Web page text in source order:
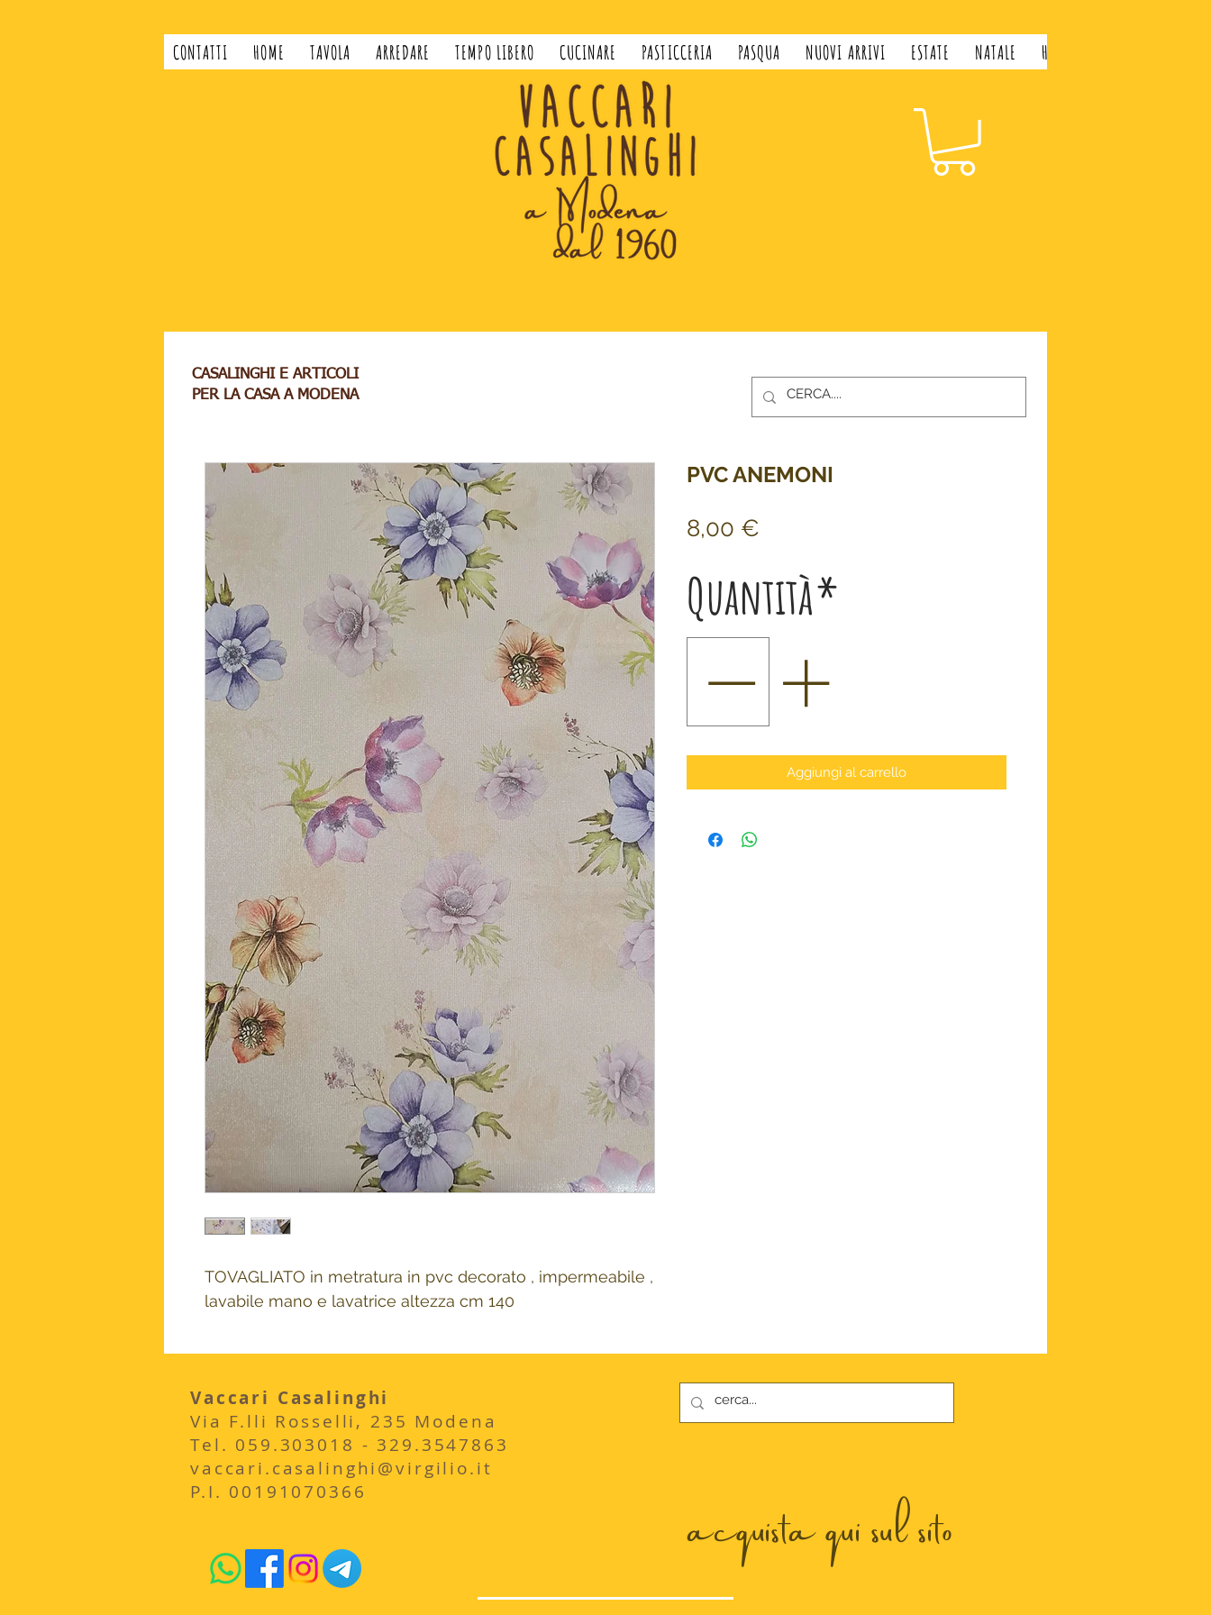
CONTATTI HOME TAVOLA ARREDARE TEMPO LIBERO CUCINARE PASTICCERIA PASQUA NUOVI ARRIVI ESTATE NATALE H&H LIFESTYLE
CASALINGHI E ARTICOLI
PER LA CASA A MODENA
TOVAGLIATO in metratura in pvc decorato , impermeabile ,
lavabile mano e lavatrice altezza cm 140
PVC ANEMONI
8,00 €
Quantità*
Aggiungi al carrello
Vaccari Casalinghi
Via F.lli Rosselli, 235 Modena
​Tel. 059.303018 - 329.3547863
vaccari.casalinghi@virgilio.it
P.I. 00191070366
acquista qui sul sito